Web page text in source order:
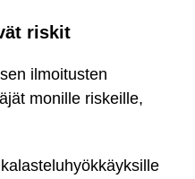
riskit
ilmoitusten
monille riskeille,